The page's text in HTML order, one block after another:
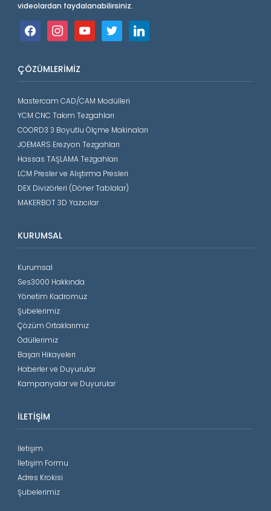
videolardan faydalanabilirsiniz.
facebookinstagramyoutube twitter linkedin
ÇÖZÜMLERIMIZ
Mastercam CAD/CAM Modülleri
YCM CNC Takım Tezgahları
COORD3 3 Boyutlu Ölçme Makinaları
JOEMARS Erezyon Tezgahları
Hassas TAŞLAMA Tezgahları
LCM Presler ve Alıştırma Presleri
DEX Divizörleri (Döner Tablalar)
MAKERBOT 3D Yazıcılar
KURUMSAL
Kurumsal
Ses3000 Hakkında
Yönetim Kadromuz
Şubelerimiz
Çözüm Ortaklarımız
Ödüllerimiz
Başarı Hikayeleri
Haberler ve Duyurular
Kampanyalar ve Duyurular
İLETIŞIM
İletişim
İletişim Formu
Adres Krokisi
Şubelerimiz